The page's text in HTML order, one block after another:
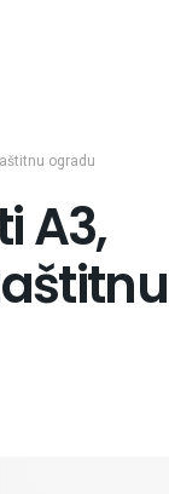
ogradu
A3,